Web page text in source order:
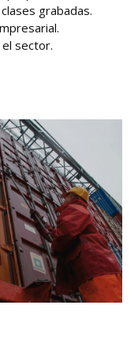
grabadas.
sector.